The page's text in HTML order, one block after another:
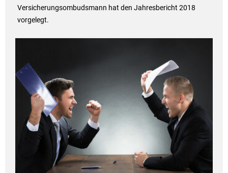
Versicherungsombudsmann hat den Jahresbericht 2018
vorgelegt.